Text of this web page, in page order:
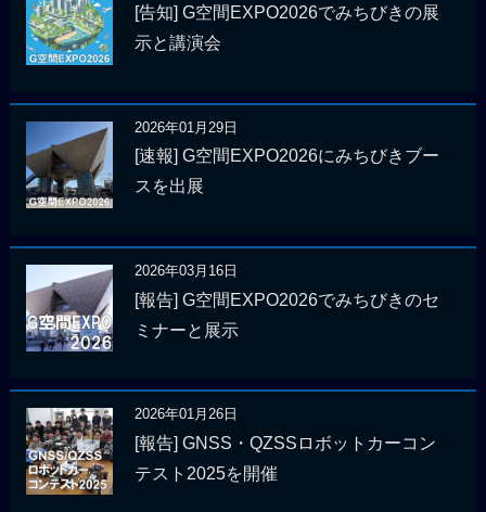
[告知] G空間EXPO2026でみちびきの展
示と講演会
2026年01月29日
[速報] G空間EXPO2026にみちびきブー
スを出展
2026年03月16日
[報告] G空間EXPO2026でみちびきのセ
ミナーと展示
2026年01月26日
[報告] GNSS・QZSSロボットカーコン
テスト2025を開催